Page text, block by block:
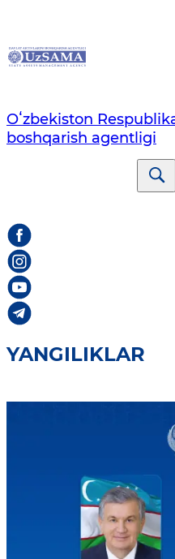
Oʻzbekiston
boshqarish agentligi
YANGILIKLAR